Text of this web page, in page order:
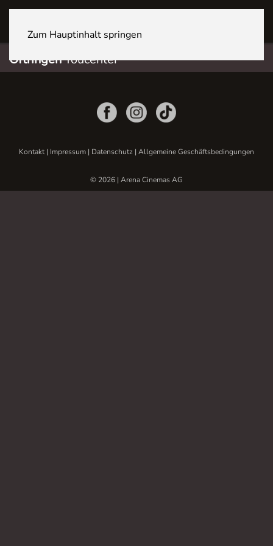
Zum Hauptinhalt springen
OftringenYoucenter
Kontakt| Impressum | Datenschutz | Allgemeine Geschäftsbedingungen
© 2026 | Arena Cinemas AG